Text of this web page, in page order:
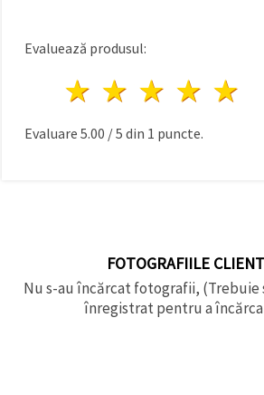
Evaluează produsul:
4
3 stele
2 stele
1 stea
Evaluare 5.00 /5 din 1 puncte.
FOTOGRAFIILE
Nu s-au încărcat fotografii,
înregistrat pentru a